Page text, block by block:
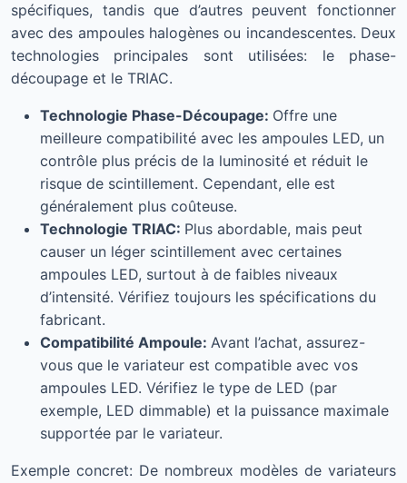
spécifiques, tandis que d’autres peuvent fonctionner
avec des ampoules halogènes ou incandescentes. Deux
technologies principales sont utilisées: le phase-
découpage et le TRIAC.
Technologie Phase-Découpage: Offre une
meilleure compatibilité avec les ampoules LED, un
contrôle plus précis de la luminosité et réduit le
risque de scintillement. Cependant, elle est
généralement plus coûteuse.
Technologie TRIAC: Plus abordable, mais peut
causer un léger scintillement avec certaines
ampoules LED, surtout à de faibles niveaux
d’intensité. Vérifiez toujours les spécifications du
fabricant.
Compatibilité Ampoule: Avant l’achat, assurez-
vous que le variateur est compatible avec vos
ampoules LED. Vérifiez le type de LED (par
exemple, LED dimmable) et la puissance maximale
supportée par le variateur.
Exemple concret: De nombreux modèles de variateurs